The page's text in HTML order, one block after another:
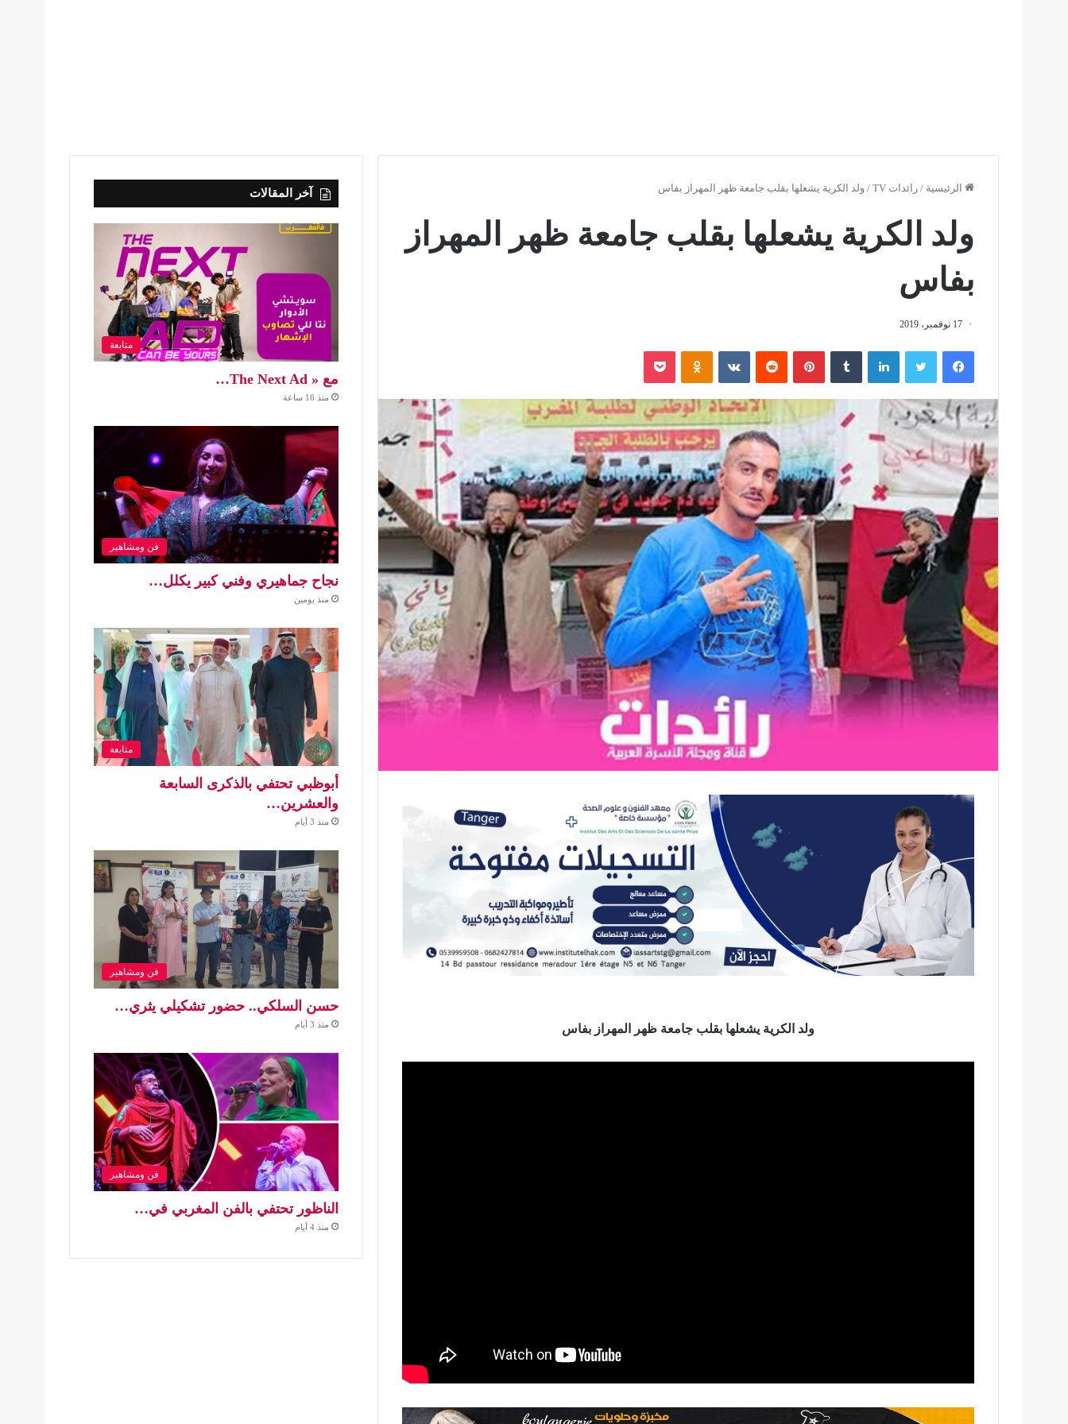
الرئيسية / رائدات TV / ولد الكرية يشعلها بقلب جامعة ظهر المهراز بفاس
ولد الكرية يشعلها بقلب جامعة ظهر المهراز
بفاس
17 نوفمبر، 2019
فيسبوك تويتر لينكدإن بينتيريست Odnoklassniki
بوكيت
ولد الكرية يشعلها بقلب جامعة ظهر المهراز بفاس
آخر المقالات
متابعة
مع « The Next Ad…
منذ 16 ساعة
فن ومشاهير
نجاح جماهيري وفني كبير يكلل…
منذ يومين
متابعة
أبوظبي تحتفي بالذكرى السابعة
والعشرين…
منذ 3 أيام
فن ومشاهير
حسن السلكي.. حضور تشكيلي يثري…
منذ 3 أيام
فن ومشاهير
الناظور تحتفي بالفن المغربي في…
منذ 4 أيام